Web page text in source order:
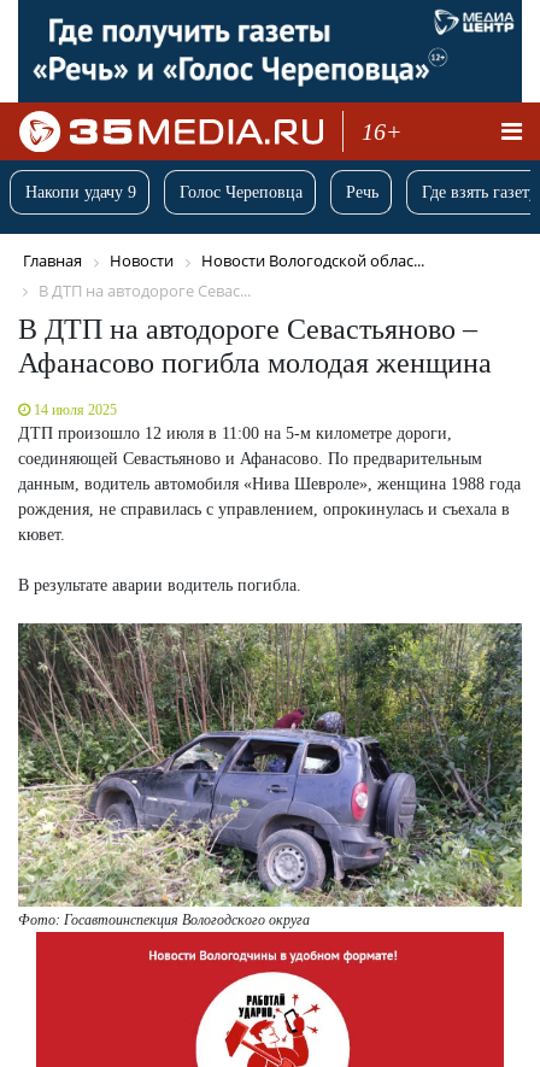
16+
Накопи удачу 9 Голос Череповца Речь Где взять
Главная Новости
Новости Вологодской облас...
В ДТП на автодороге Севас...
В ДТП на автодороге Севастьяново –
Афанасово погибла молодая женщина
14 июля 2025
ДТП произошло 12 июля в 11:00 на 5-м километре дороги,
соединяющей Севастьяново и Афанасово. По предварительным
данным, водитель автомобиля «Нива Шевроле», женщина 1988 года
рождения, не справилась с управлением, опрокинулась и съехала в
кювет.
В результате аварии водитель погибла.
Фото: Госавтоинспекция Вологодского округа